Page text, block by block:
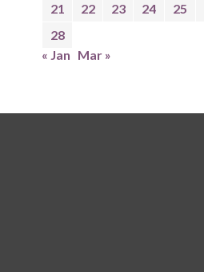
21
22 23 24 25
28
« Jan Mar »